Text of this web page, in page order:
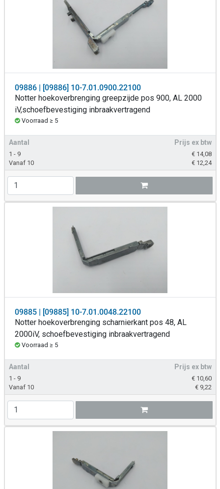
09886 | [09886] 10-7.01.0900.22100
Notter hoekoverbrenging greepzijde pos 900, AL 2000
iV,schoefbevestiging inbraakvertragend
Voorraad ≥ 5
Aantal Prijs ex btw
1 - 9 € 14,08
Vanaf 10
€ 12,24
09885 | [09885] 10-7.01.0048.22100
Notter hoekoverbrenging scharnierkant pos 48, AL
2000iV, schoefbevestiging inbraakvertragend
Voorraad ≥ 5
Aantal Prijs ex btw
1 - 9 € 10,60
Vanaf 10
€ 9,22